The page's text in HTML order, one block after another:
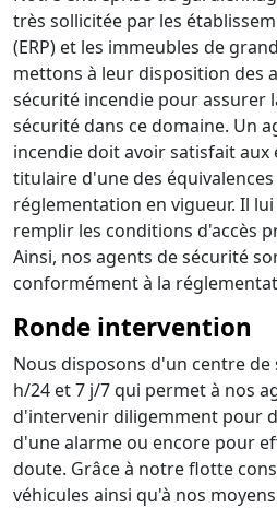
très sollicitée par les
(ERP) et les immeubles de
mettons à leur disposition des
sécurité incendie pour assurer
sécurité dans ce domaine. Un
incendie doit avoir satisfait aux
titulaire d'une des
réglementation en vigueur. Il
remplir les conditions d'accès
Ainsi, nos agents de sécurité
conformément à la
Ronde intervention
Nous disposons d'un centre de
h/24 et 7 j/7 qui permet à nos
d'intervenir diligemment pour
d'une alarme ou encore pour
doute. Grâce à notre flotte
véhicules ainsi qu'à nos